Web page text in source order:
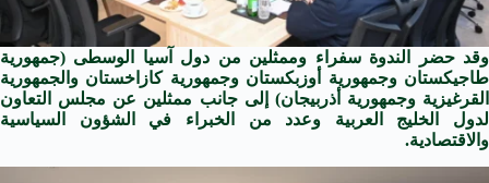
وقد حضر الندوة سفراء وممثلين من دول آسيا الوسطى (جمهورية
طاجيكستان وجمهورية أوزبكستان وجمهورية كازاخستان والجمهورية
القرغيزية وجمهورية أذربيجان) إلى جانب ممثلين عن مجلس التعاون
لدول الخليج العربية وعدد من الخبراء في الشؤون السياسية
والاقتصادية.